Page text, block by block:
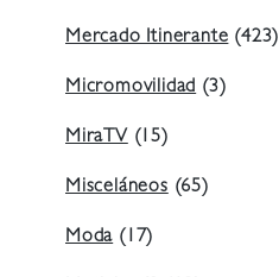
Mercado Itinerante(423)
Micromovilidad(3)
MiraTV(15)
Misceláneos(65)
Moda(17)